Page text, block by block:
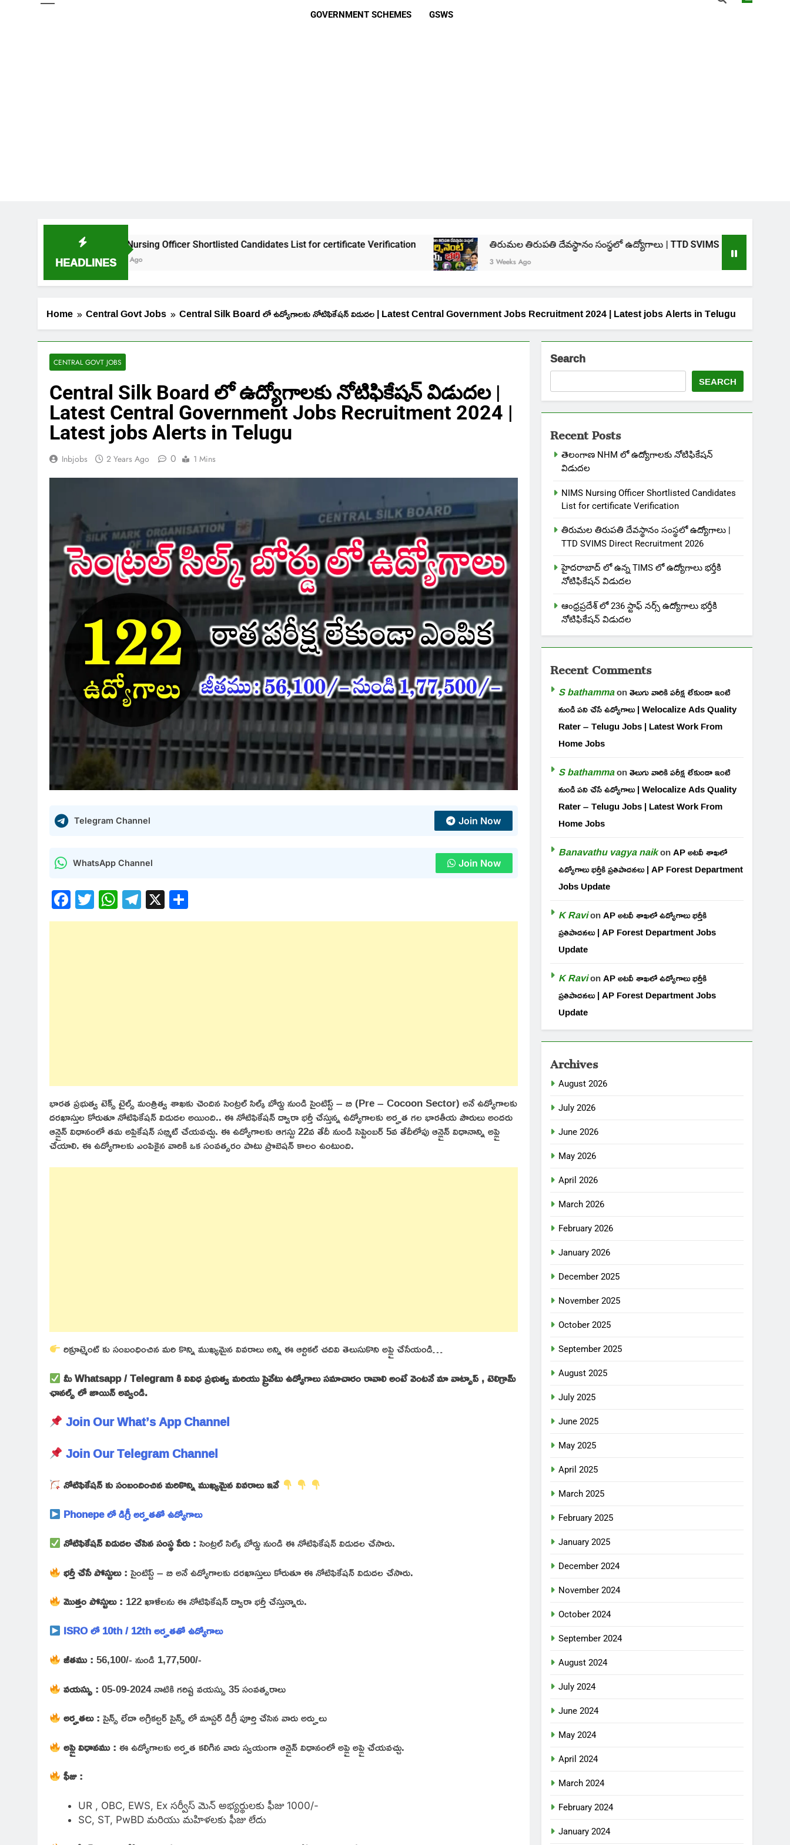
GOVERNMENT SCHEMES GSWS
HEADLINES
NIMS Nursing Officer Shortlisted Candidates List for certificate Verification
2 Weeks Ago
తిరుమల తిరుపతి దేవస్థానం సంస్థలో ఉద్యోగాలు | TTD SVIMS Direct Recruitment 2026
3 Weeks Ago
Home Central Govt Jobs Central Silk Board లో ఉద్యోగాలకు నోటిఫికేషన్ విడుదల | Latest Central Government Jobs Recruitment 2024 | Latest jobs Alerts in Telugu
CENTRAL GOVT JOBS
Central Silk Board లో ఉద్యోగాలకు నోటిఫికేషన్ విడుదల |
Latest Central Government Jobs Recruitment 2024 |
Latest jobs Alerts in Telugu
Inbjobs 2 Years Ago 0 1 Mins
Telegram Channel Join Now
WhatsApp Channel Join Now
Facebook
Twitter
WhatsApp
Telegram
X
భారత ప్రభుత్వ టెక్స్ టైల్స్ మంత్రిత్వ శాఖకు చెందిన సెంట్రల్ సిల్క్ బోర్డు నుండి సైంటిస్ట్ – బి (Pre – Cocoon Sector) అనే ఉద్యోగాలకు
దరఖాస్తుల కోరుతూ నోటిఫికేషన్ విడుదల అయింది.. ఈ నోటిఫికేషన్ ద్వారా భర్తీ చేస్తున్న ఉద్యోగాలకు అర్హత గల భారతీయ పౌరులు అందరు
ఆన్లైన్ విధానంలో తమ అప్లికేషన్ సబ్మిట్ చేయవచ్చు. ఈ ఉద్యోగాలకు ఆగస్టు 22వ తేదీ నుండి సెప్టెంబర్ 5వ తేదీలోపు ఆన్లైన్ విధానాన్ని అప్లై
చేయాలి. ఈ ఉద్యోగాలకు ఎంపికైన వారికి ఒక సంవత్సరం పాటు ప్రొబెషన్ కాలం ఉంటుంది.
రిక్రూట్మెంట్ కు సంబంధించిన మరి కొన్ని ముఖ్యమైన వివరాలు అన్ని ఈ ఆర్టికల్ చదివి తెలుసుకొని అప్లై చేసేయండి…
మీ Whatsapp / Telegram కి వివిధ ప్రభుత్వ మరియు ప్రైవేటు ఉద్యోగాలు సమాచారం రావాలి అంటే వెంటనే మా వాట్సాప్ , టెలిగ్రామ్
ఛానల్స్ లో జాయిన్ అవ్వండి.
Join Our What’s App Channel
Join Our Telegram Channel
నోటిఫికేషన్ కు సంబందించిన మరికొన్ని ముఖ్యమైన వివరాలు ఇవే
Phonepe లో డిగ్రీ అర్హతతో ఉద్యోగాలు
నోటిఫికేషన్ విడుదల చేసిన సంస్థ పేరు :సెంట్రల్ సిల్క్ బోర్డు నుండి ఈ నోటిఫికేషన్ విడుదల చేసారు.
భర్తీ చేసే పోస్టులు :సైంటిస్ట్ – బి అనే ఉద్యోగాలకు దరఖాస్తులు కోరుతూ ఈ నోటిఫికేషన్ విడుదల చేసారు.
మొత్తం పోస్టులు : 122 ఖాళీలను ఈ నోటిఫికేషన్ ద్వారా భర్తీ చేస్తున్నారు.
ISRO లో 10th / 12th అర్హతతో ఉద్యోగాలు
జీతము :56,100/- నుండి 1,77,500/-
వయస్సు :05-09-2024 నాటికి గరిష్ట వయస్సు 35 సంవత్సరాలు
అర్హతలు :సైన్స్ లేదా అగ్రికల్చర్ సైన్స్ లో మాస్టర్ డిగ్రీ పూర్తి చేసిన వారు అర్హులు
అప్లై విధానము :ఈ ఉద్యోగాలకు అర్హత కలిగిన వారు స్వయంగా ఆన్లైన్ విధానంలో అప్లై అప్లై చేయవచ్చు.
ఫీజు :
UR , OBC, EWS, Ex సర్వీస్ మెన్ అభ్యర్థులకు ఫీజు 1000/-
SC, ST, PwBD మరియు మహిళలకు ఫీజు లేదు
Search
SEARCH
Recent Posts
తెలంగాణ NHM లో ఉద్యోగాలకు నోటిఫికేషన్
విడుదల
NIMS Nursing Officer Shortlisted Candidates
List for certificate Verification
తిరుమల తిరుపతి దేవస్థానం సంస్థలో ఉద్యోగాలు |
TTD SVIMS Direct Recruitment 2026
హైదరాబాద్ లో ఉన్న TIMS లో ఉద్యోగాలు భర్తీకి
నోటిఫికేషన్ విడుదల
ఆంధ్రప్రదేశ్ లో 236 స్టాఫ్ నర్స్ ఉద్యోగాలు భర్తీకి
నోటిఫికేషన్ విడుదల
Recent Comments
S bathammaonతెలుగు వారికి పరీక్ష లేకుండా ఇంటి
నుండి పని చేసే ఉద్యోగాలు | Welocalize Ads Quality
Rater – Telugu Jobs | Latest Work From
Home Jobs
S bathammaonతెలుగు వారికి పరీక్ష లేకుండా ఇంటి
నుండి పని చేసే ఉద్యోగాలు | Welocalize Ads Quality
Rater – Telugu Jobs | Latest Work From
Home Jobs
Banavathu vagya naikonAP అటవీ శాఖలో
ఉద్యోగాలు భర్తీకి ప్రతిపాదనలు | AP Forest Department
Jobs Update
K RavionAP అటవీ శాఖలో ఉద్యోగాలు భర్తీకి
ప్రతిపాదనలు | AP Forest Department Jobs
Update
K RavionAP అటవీ శాఖలో ఉద్యోగాలు భర్తీకి
ప్రతిపాదనలు | AP Forest Department Jobs
Update
Archives
August 2026
July 2026
June 2026
May 2026
April 2026
March 2026
February 2026
January 2026
December 2025
November 2025
October 2025
September 2025
August 2025
July 2025
June 2025
May 2025
April 2025
March 2025
February 2025
January 2025
December 2024
November 2024
October 2024
September 2024
August 2024
July 2024
June 2024
May 2024
April 2024
March 2024
February 2024
January 2024